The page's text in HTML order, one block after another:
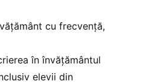
cu frecvenţă,
în învăţământul
elevii din